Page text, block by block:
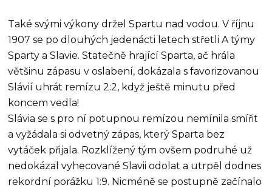
Také svými výkony držel Spartu nad vodou. V říjnu
1907 se po dlouhých jedenácti letech střetli A týmy
Sparty a Slavie. Statečně hrající Sparta, ač hrála
většinu zápasu v oslabení, dokázala s favorizovanou
Slávií uhrát remízu 2:2, když ještě minutu před
koncem vedla!
Slávia se s pro ní potupnou remízou nemínila smířit
a vyžádala si odvetný zápas, který Sparta bez
vytáček přijala. Rozklížený tým ovšem podruhé už
nedokázal vyhecované Slavii odolat a utrpěl dodnes
rekordní porážku 1:9. Nicméně se postupně začínalo